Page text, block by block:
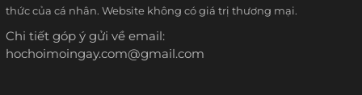
thức của cá nhân. Website không có giá trị thương mại.
Chi tiết góp ý gửi về email:
hochoimoingay.com@gmail.com